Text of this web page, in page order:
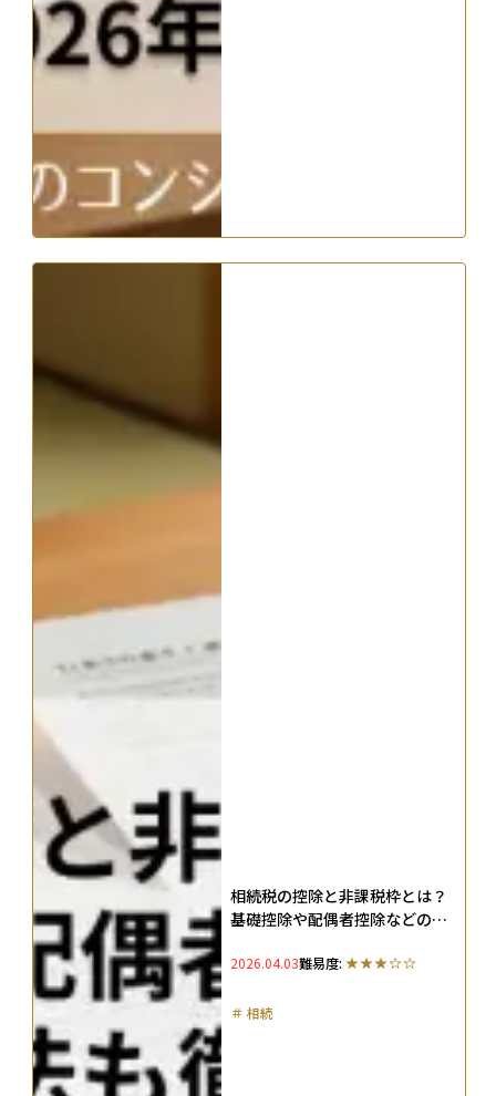
相続税の控除と非課税枠とは？
基礎控除や配偶者控除などの計
2026.04.03難易度:
＃ 相続